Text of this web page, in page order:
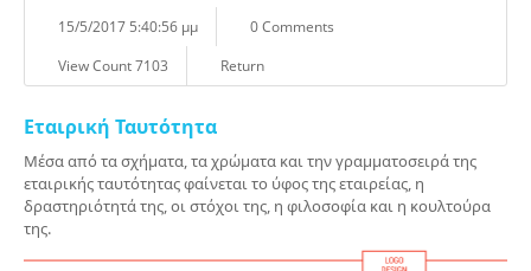
15/5/2017 5:40:56 μμ
0 Comments
View Count 7103
Return
Εταιρική Ταυτότητα
Μέσα από τα σχήματα, τα χρώματα και την γραμματοσειρά της
εταιρικής ταυτότητας φαίνεται το ύφος της εταιρείας, η
δραστηριότητά της, οι στόχοι της, η φιλοσοφία και η κουλτούρα
της.